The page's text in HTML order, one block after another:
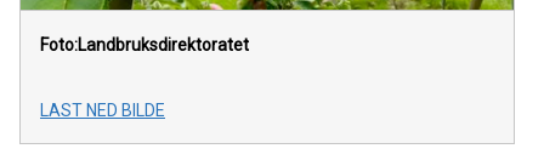
Foto:Landbruksdirektoratet
LAST NED BILDE